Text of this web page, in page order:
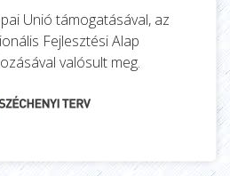
Unió támogatásával, az
Fejlesztési Alap
valósult meg.